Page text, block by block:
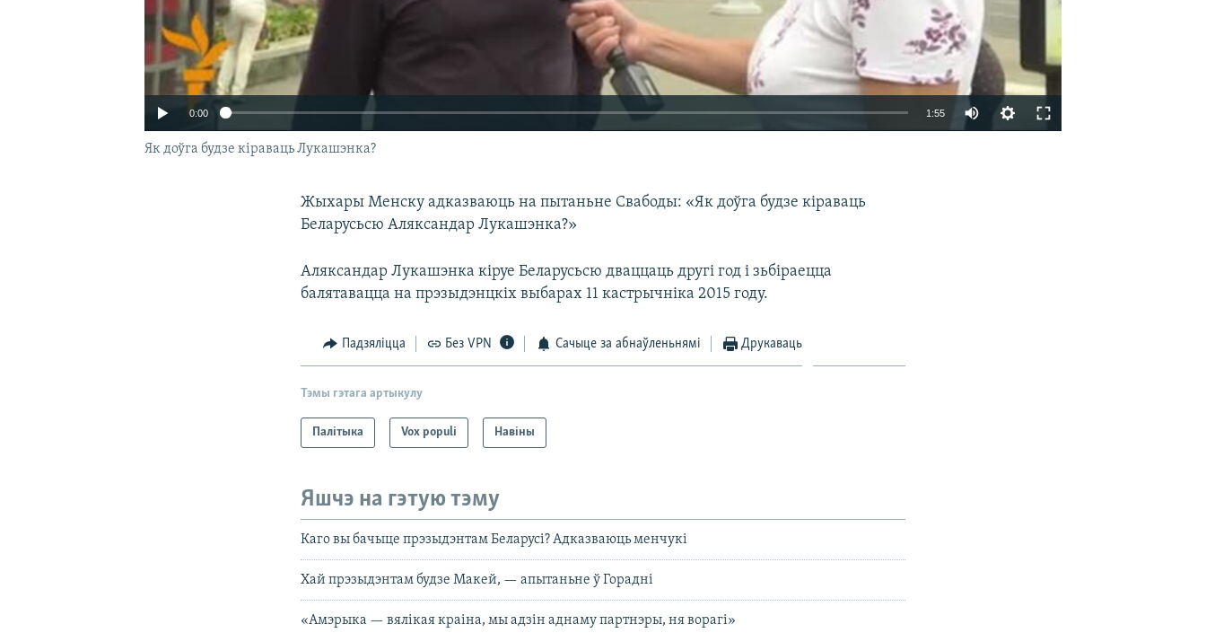
0:00 1:55
Як доўга будзе кіраваць Лукашэнка?
Жыхары Менску адказваюць на пытаньне Свабоды: «Як доўга будзе кіраваць
Беларусьсю Аляксандар Лукашэнка?»
Аляксандар Лукашэнка кіруе Беларусьсю дваццаць другі год і зьбіраецца
балятавацца на прэзыдэнцкіх выбарах 11 кастрычніка 2015 году.
Падзяліцца Без VPN Сачыце за абнаўленьнямі Друкаваць
Тэмы гэтага артыкулу
Палітыка Vox populi Навіны
Яшчэ на гэтую тэму
Каго вы бачыце прэзыдэнтам Беларусі? Адказваюць менчукі
Хай прэзыдэнтам будзе Макей, — апытаньне ў Горадні
«Амэрыка — вялікая краіна, мы адзін аднаму партнэры, ня ворагі»